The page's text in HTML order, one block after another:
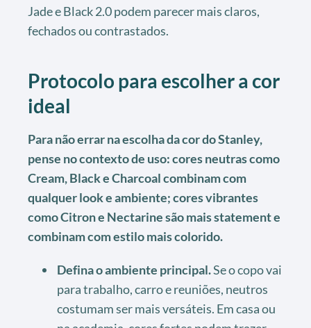
Jade e Black 2.0 podem parecer mais claros,
fechados ou contrastados.
Protocolo para escolher a cor
ideal
Para não errar na escolha da cor do Stanley,
pense no contexto de uso: cores neutras como
Cream, Black e Charcoal combinam com
qualquer look e ambiente; cores vibrantes
como Citron e Nectarine são mais statement e
combinam com estilo mais colorido.
Defina o ambiente principal.Se o copo vai
para trabalho, carro e reuniões, neutros
costumam ser mais versáteis. Em casa ou